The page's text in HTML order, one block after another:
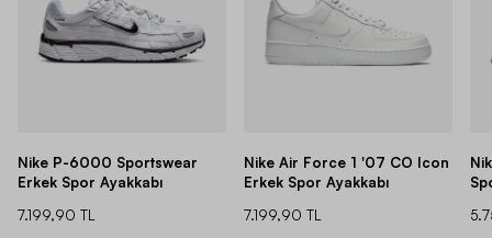
Nike P-6000 Sportswear
Erkek Spor Ayakkabı
7.199,90 TL
Nike Air Force 1 '07 CO Icon
Erkek Spor Ayakkabı
7.199,90 TL